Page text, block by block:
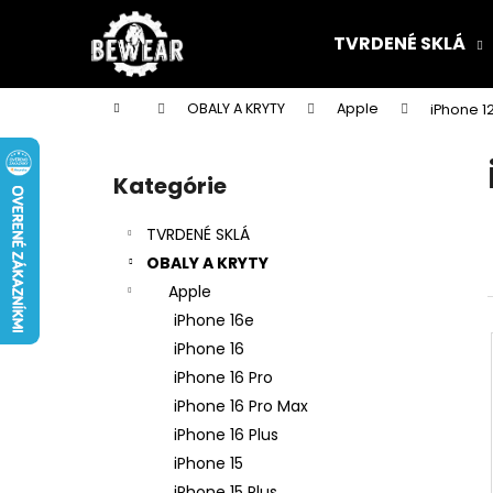
TVRDENÉ SKLÁ
Domov OBALY A KRYTY Apple iPhone
Preskočiť
kategórie
Kategórie
TVRDENÉ SKLÁ
OBALY A KRYTY
Apple
iPhone 16e
iPhone 16
iPhone 16 Pro
iPhone 16 Pro Max
iPhone 16 Plus
iPhone 15
í
Späť
do
Späť
do